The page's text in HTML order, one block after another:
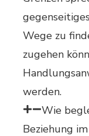
Wege zu
zugehen
werden.
Wie
Beziehung